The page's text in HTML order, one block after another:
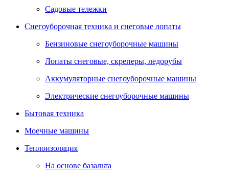
Садовые тележки
Снегоуборочная техника и снеговые лопаты
Бензиновые снегоуборочные машины
Лопаты снеговые, скреперы, ледорубы
Аккумуляторные снегоуборочные машины
Электрические снегоуборочные машины
Бытовая техника
Моечные машины
Теплоизоляция
На основе базальта